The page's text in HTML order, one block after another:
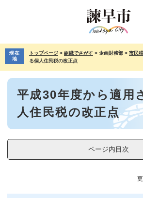
先
で
を
ば
現在
地
トップページ > 組織でさがす > 企画財務部 > 市民
る個人住民税の改正点
本
平成30年度から適用
人住民税の改正点
ページ内目次